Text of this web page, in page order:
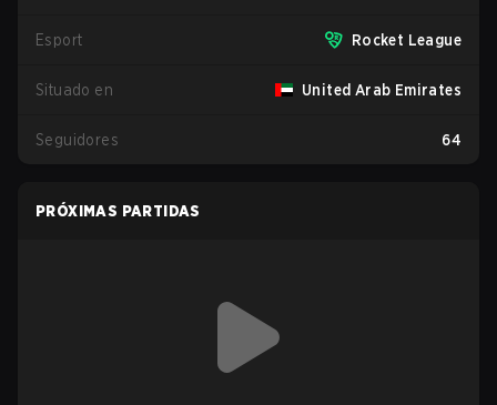
Esport Rocket League
Situado en United Arab Emirates
Seguidores 64
PRÓXIMAS PARTIDAS